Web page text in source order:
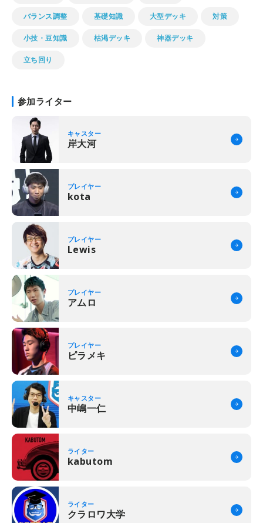
バランス調整 基礎知識 大型デッキ 対策
小技・豆知識 枯渇デッキ 神器デッキ
立ち回り
参加ライター
キャスター
岸大河
プレイヤー
kota
プレイヤー
Lewis
プレイヤー
アムロ
プレイヤー
ピラメキ
キャスター
中嶋一仁
ライター
kabutom
ライター
クラロワ大学